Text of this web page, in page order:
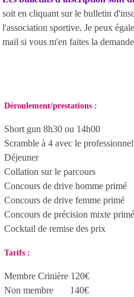
soit en cliquant sur le bulletin
l'association sportive. Je peux
mail si vous m'en faites la
Déroulement/prestations :
Short gun 8h30 ou 14h00
Scramble à 4 avec le professionnel
Déjeuner
Collation sur le parcours
Concours de drive homme primé
Concours de drive femme primé
Concours de précision mixte primé
Cocktail de remise des prix
Tarifs :
Membre Crinière 120€
Non membre 140€